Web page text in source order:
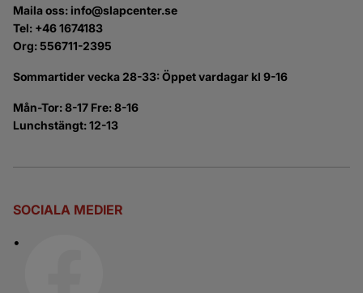
Maila oss: info@slapcenter.se
Tel: +46 1674183
Org: 556711-2395
Sommartider vecka 28-33: Öppet vardagar kl 9-16
Mån-Tor: 8-17 Fre: 8-16
Lunchstängt: 12-13
SOCIALA MEDIER